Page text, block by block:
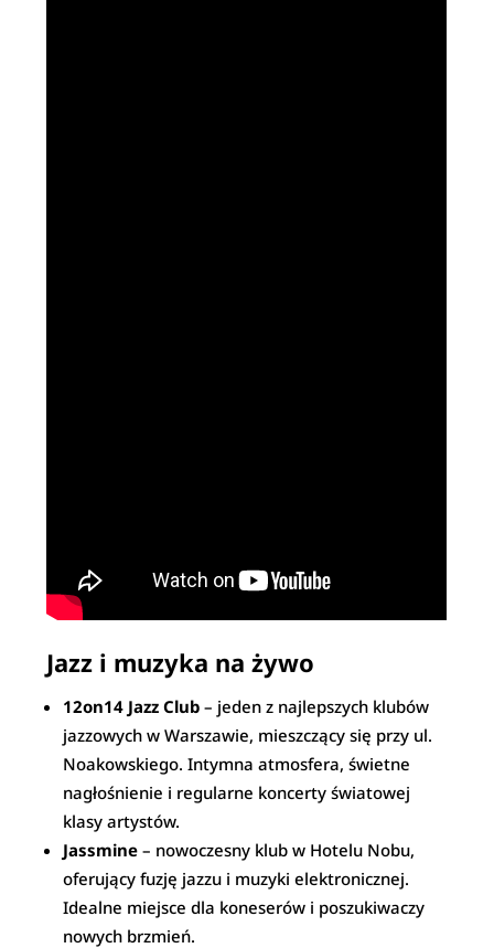
Jazz i muzyka na żywo
12on14 Jazz Club – jeden z najlepszych klubów
jazzowych w Warszawie, mieszczący się przy ul.
Noakowskiego. Intymna atmosfera, świetne
nagłośnienie i regularne koncerty światowej
klasy artystów.
Jassmine – nowoczesny klub w Hotelu Nobu,
oferujący fuzję jazzu i muzyki elektronicznej.
Idealne miejsce dla koneserów i poszukiwaczy
nowych brzmień.